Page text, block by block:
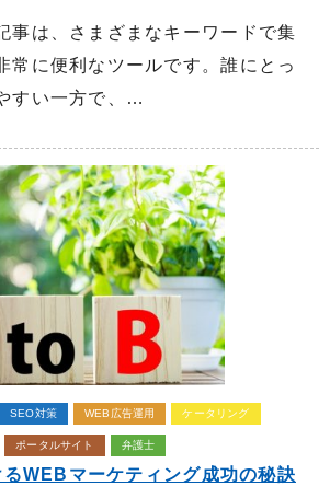
事は、さまざまなキーワードで集
常に便利なツールです。誰にとっ
すい一方で、…
SEO対策 WEB広告運用 ケータリング
ポータルサイト 弁護士
WEBマーケティング成功の秘訣